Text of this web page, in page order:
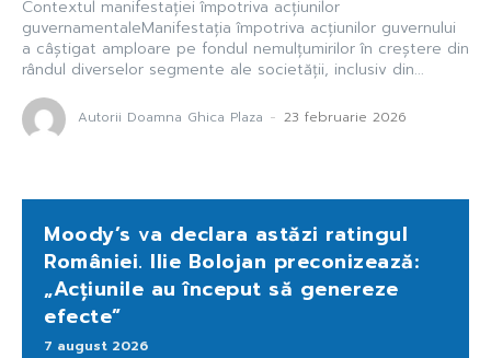
Contextul manifestației împotriva acțiunilor
guvernamentaleManifestația împotriva acțiunilor guvernului
a câștigat amploare pe fondul nemulțumirilor în creștere din
rândul diverselor segmente ale societății, inclusiv din...
Autorii Doamna Ghica Plaza - 23 februarie 2026
Moody’s va declara astăzi ratingul
României. Ilie Bolojan preconizează:
„Acțiunile au început să genereze
efecte”
7 august 2026